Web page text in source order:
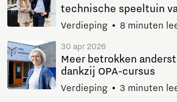
technische speeltuin
Verdieping 8 minuten
30 apr 2026
Meer betrokken
dankzij OPA-cursus
Verdieping 3 minuten